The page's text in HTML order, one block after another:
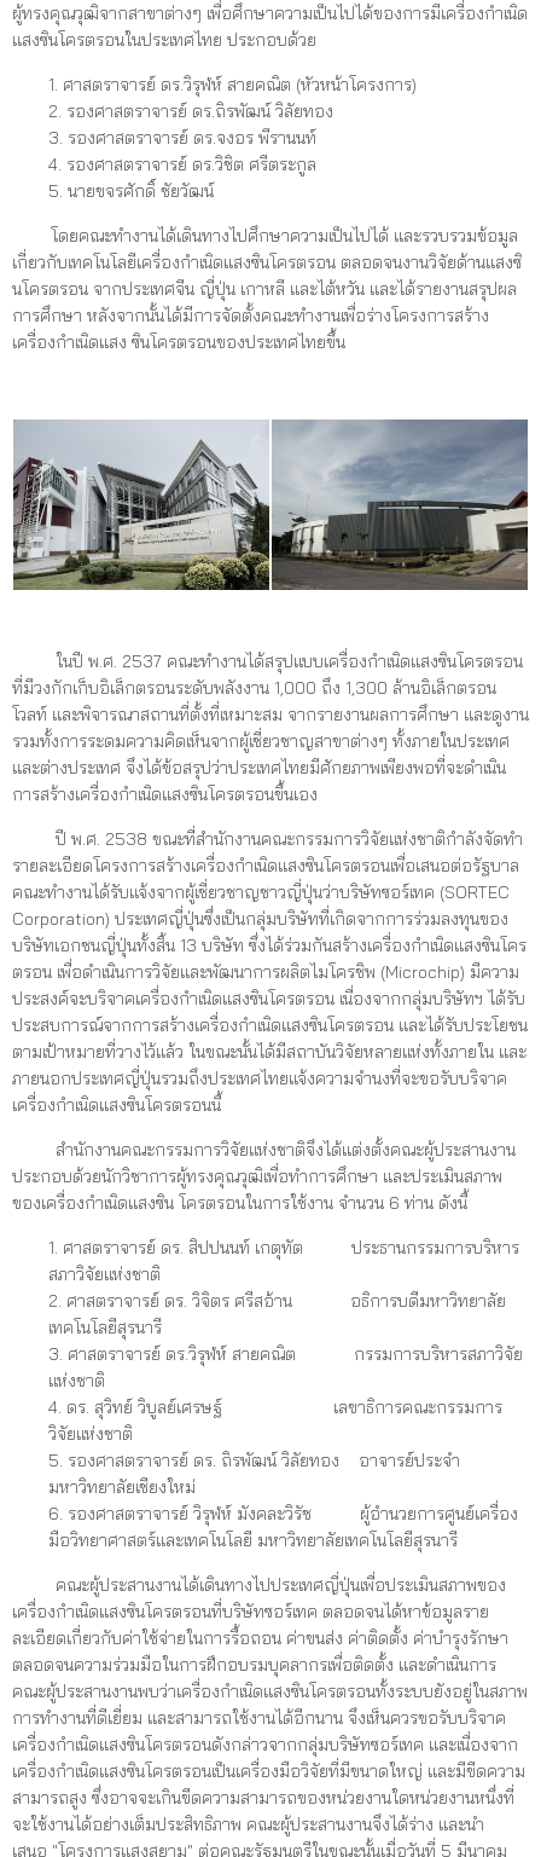
ผู้ทรงคุณวุฒิจากสาขาต่างๆ เพื่อศึกษาความเป็นไปได้ของการมีเครื่องกำเนิด
แสงซินโครตรอนในประเทศไทย ประกอบด้วย
1. ศาสตราจารย์ ดร.วิรุฬห์ สายคณิต (หัวหน้าโครงการ)
2. รองศาสตราจารย์ ดร.ถิรพัฒน์ วิลัยทอง
3. รองศาสตราจารย์ ดร.จงอร พีรานนท์
4. รองศาสตราจารย์ ดร.วิชิต ศรีตระกูล
5. นายขจรศักดิ์ ชัยวัฒน์
โดยคณะทำงานได้เดินทางไปศึกษาความเป็นไปได้ และรวบรวมข้อมูล
เกี่ยวกับเทคโนโลยีเครื่องกำเนิดแสงซินโครตรอน ตลอดจนงานวิจัยด้านแสงซิ
นโครตรอน จากประเทศจีน ญี่ปุ่น เกาหลี และไต้หวัน และได้รายงานสรุปผล
การศึกษา หลังจากนั้นได้มีการจัดตั้งคณะทำงานเพื่อร่างโครงการสร้าง
เครื่องกำเนิดแสง ซินโครตรอนของประเทศไทยขึ้น
ในปี พ.ศ. 2537 คณะทำงานได้สรุปแบบเครื่องกำเนิดแสงซินโครตรอน
ที่มีวงกักเก็บอิเล็กตรอนระดับพลังงาน 1,000 ถึง 1,300 ล้านอิเล็กตรอน
โวลท์ และพิจารณาสถานที่ตั้งที่เหมาะสม จากรายงานผลการศึกษา และดูงาน
รวมทั้งการระดมความคิดเห็นจากผู้เชี่ยวชาญสาขาต่างๆ ทั้งภายในประเทศ
และต่างประเทศ จึงได้ข้อสรุปว่าประเทศไทยมีศักยภาพเพียงพอที่จะดำเนิน
การสร้างเครื่องกำเนิดแสงซินโครตรอนขึ้นเอง
ปี พ.ศ. 2538 ขณะที่สำนักงานคณะกรรมการวิจัยแห่งชาติกำลังจัดทำ
รายละเอียดโครงการสร้างเครื่องกำเนิดแสงซินโครตรอนเพื่อเสนอต่อรัฐบาล
คณะทำงานได้รับแจ้งจากผู้เชี่ยวชาญชาวญี่ปุ่นว่าบริษัทซอร์เทค (SORTEC
Corporation) ประเทศญี่ปุ่นซึ่งเป็นกลุ่มบริษัทที่เกิดจากการร่วมลงทุนของ
บริษัทเอกชนญี่ปุ่นทั้งสิ้น 13 บริษัท ซึ่งได้ร่วมกันสร้างเครื่องกำเนิดแสงซินโคร
ตรอน เพื่อดำเนินการวิจัยและพัฒนาการผลิตไมโครชิพ (Microchip) มีความ
ประสงค์จะบริจาคเครื่องกำเนิดแสงซินโครตรอน เนื่องจากกลุ่มบริษัทฯ ได้รับ
ประสบการณ์จากการสร้างเครื่องกำเนิดแสงซินโครตรอน และได้รับประโยชน
ตามเป้าหมายที่วางไว้แล้ว ในขณะนั้นได้มีสถาบันวิจัยหลายแห่งทั้งภายใน และ
ภายนอกประเทศญี่ปุ่นรวมถึงประเทศไทยแจ้งความจำนงที่จะขอรับบริจาค
เครื่องกำเนิดแสงซินโครตรอนนี้
สำนักงานคณะกรรมการวิจัยแห่งชาติจึงได้แต่งตั้งคณะผู้ประสานงาน
ประกอบด้วยนักวิชาการผู้ทรงคุณวุฒิเพื่อทำการศึกษา และประเมินสภาพ
ของเครื่องกำเนิดแสงซิน โครตรอนในการใช้งาน จำนวน 6 ท่าน ดังนี้
1. ศาสตราจารย์ ดร. สิปปนนท์ เกตุทัต ประธานกรรมการบริหาร
สภาวิจัยแห่งชาติ
2. ศาสตราจารย์ ดร. วิจิตร ศรีสอ้าน อธิการบดีมหาวิทยาลัย
เทคโนโลยีสุรนารี
3. ศาสตราจารย์ ดร.วิรุฬห์ สายคณิต กรรมการบริหารสภาวิจัย
แห่งชาติ
4. ดร. สุวิทย์ วิบูลย์เศรษฐ์ เลขาธิการคณะกรรมการ
วิจัยแห่งชาติ
5. รองศาสตราจารย์ ดร. ถิรพัฒน์ วิลัยทอง อาจารย์ประจำ
มหาวิทยาลัยเชียงใหม่
6. รองศาสตราจารย์ วิรุฬห์ มังคละวิรัช ผู้อำนวยการศูนย์เครื่อง
มือวิทยาศาสตร์และเทคโนโลยี มหาวิทยาลัยเทคโนโลยีสุรนารี
คณะผู้ประสานงานได้เดินทางไปประเทศญี่ปุ่นเพื่อประเมินสภาพของ
เครื่องกำเนิดแสงซินโครตรอนที่บริษัทซอร์เทค ตลอดจนได้หาข้อมูลราย
ละเอียดเกี่ยวกับค่าใช้จ่ายในการรื้อถอน ค่าขนส่ง ค่าติดตั้ง ค่าบำรุงรักษา
ตลอดจนความร่วมมือในการฝึกอบรมบุคลากรเพื่อติดตั้ง และดำเนินการ
คณะผู้ประสานงานพบว่าเครื่องกำเนิดแสงซินโครตรอนทั้งระบบยังอยู่ในสภาพ
การทำงานที่ดีเยี่ยม และสามารถใช้งานได้อีกนาน จึงเห็นควรขอรับบริจาค
เครื่องกำเนิดแสงซินโครตรอนดังกล่าวจากกลุ่มบริษัทซอร์เทค และเนื่องจาก
เครื่องกำเนิดแสงซินโครตรอนเป็นเครื่องมือวิจัยที่มีขนาดใหญ่ และมีขีดความ
สามารถสูง ซึ่งอาจจะเกินขีดความสามารถของหน่วยงานใดหน่วยงานหนึ่งที่
จะใช้งานได้อย่างเต็มประสิทธิภาพ คณะผู้ประสานงานจึงได้ร่าง และนำ
เสนอ "โครงการแสงสยาม" ต่อคณะรัฐมนตรีในขณะนั้นเมื่อวันที่ 5 มีนาคม